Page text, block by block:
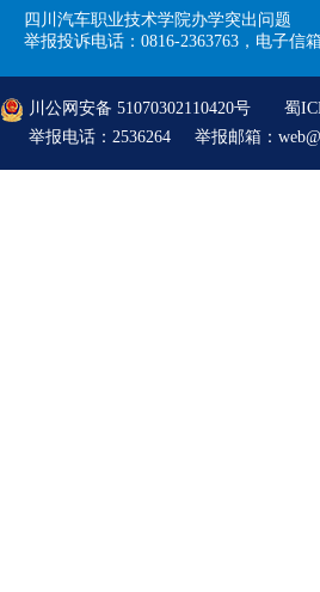
四川汽车职业技术学院办学突出问题
举报投诉电话：0816-2363763，电子信
川公网安备 51070302110420号 蜀
举报电话：2536264 举报邮箱：